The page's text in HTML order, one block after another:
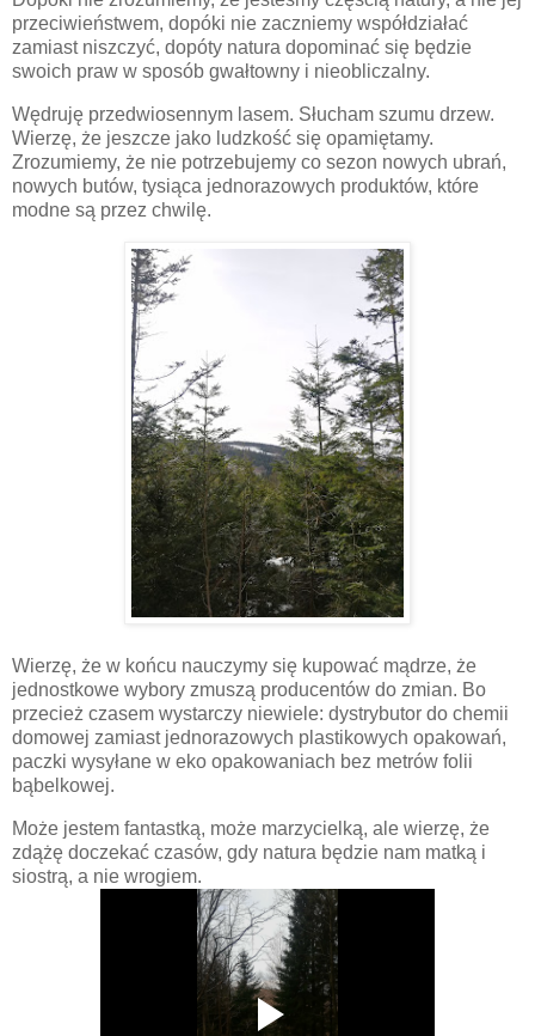
przeciwieństwem, dopóki nie zaczniemy współdziałać
zamiast niszczyć, dopóty natura dopominać się będzie
swoich praw w sposób gwałtowny i nieobliczalny.
Wędruję przedwiosennym lasem. Słucham szumu drzew.
Wierzę, że jeszcze jako ludzkość się opamiętamy.
Zrozumiemy, że nie potrzebujemy co sezon nowych ubrań,
nowych butów, tysiąca jednorazowych produktów, które
modne są przez chwilę.
Wierzę, że w końcu nauczymy się kupować mądrze, że
jednostkowe wybory zmuszą producentów do zmian. Bo
przecież czasem wystarczy niewiele: dystrybutor do chemii
domowej zamiast jednorazowych plastikowych opakowań,
paczki wysyłane w eko opakowaniach bez metrów folii
bąbelkowej.
Może jestem fantastką, może marzycielką, ale wierzę, że
zdążę doczekać czasów, gdy natura będzie nam matką i
siostrą, a nie wrogiem.